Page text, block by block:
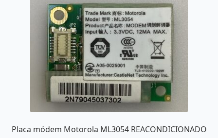
Placa módem Motorola ML3054 REACONDICIONADO